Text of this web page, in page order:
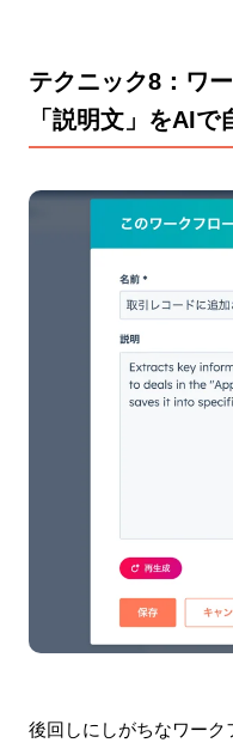
テクニック8：ワ
「説明文」をAIで
後回しにしがちなワーク